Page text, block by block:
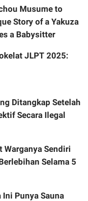
Musume to
Story of a Yakuza
a Babysitter
JLPT 2025:
Ditangkap Setelah
Secara Ilegal
Warganya Sendiri
Selama 5
Punya Sauna